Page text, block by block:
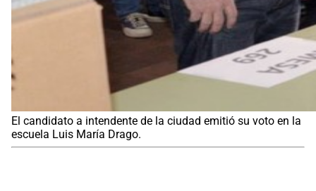
El candidato a intendente de la ciudad emitió su voto en la
escuela Luis María Drago.